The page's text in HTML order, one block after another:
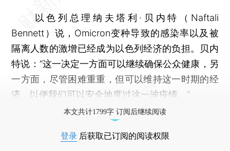
以色列总理纳夫塔利·贝内特（Naftali
Bennett）说，Omicron变种导致的感染率以及被
隔离人数的激增已经成为以色列经济的负担。贝内
特说：“这一决定一方面可以继续确保公众健康，另
一方面，尽管困难重重，但可以维持这一时期的经
济，以便我们可以安全地度过这一波疫情。”
本文共计1799字 订阅后继续阅读
登录 后获取已订阅的阅读权限